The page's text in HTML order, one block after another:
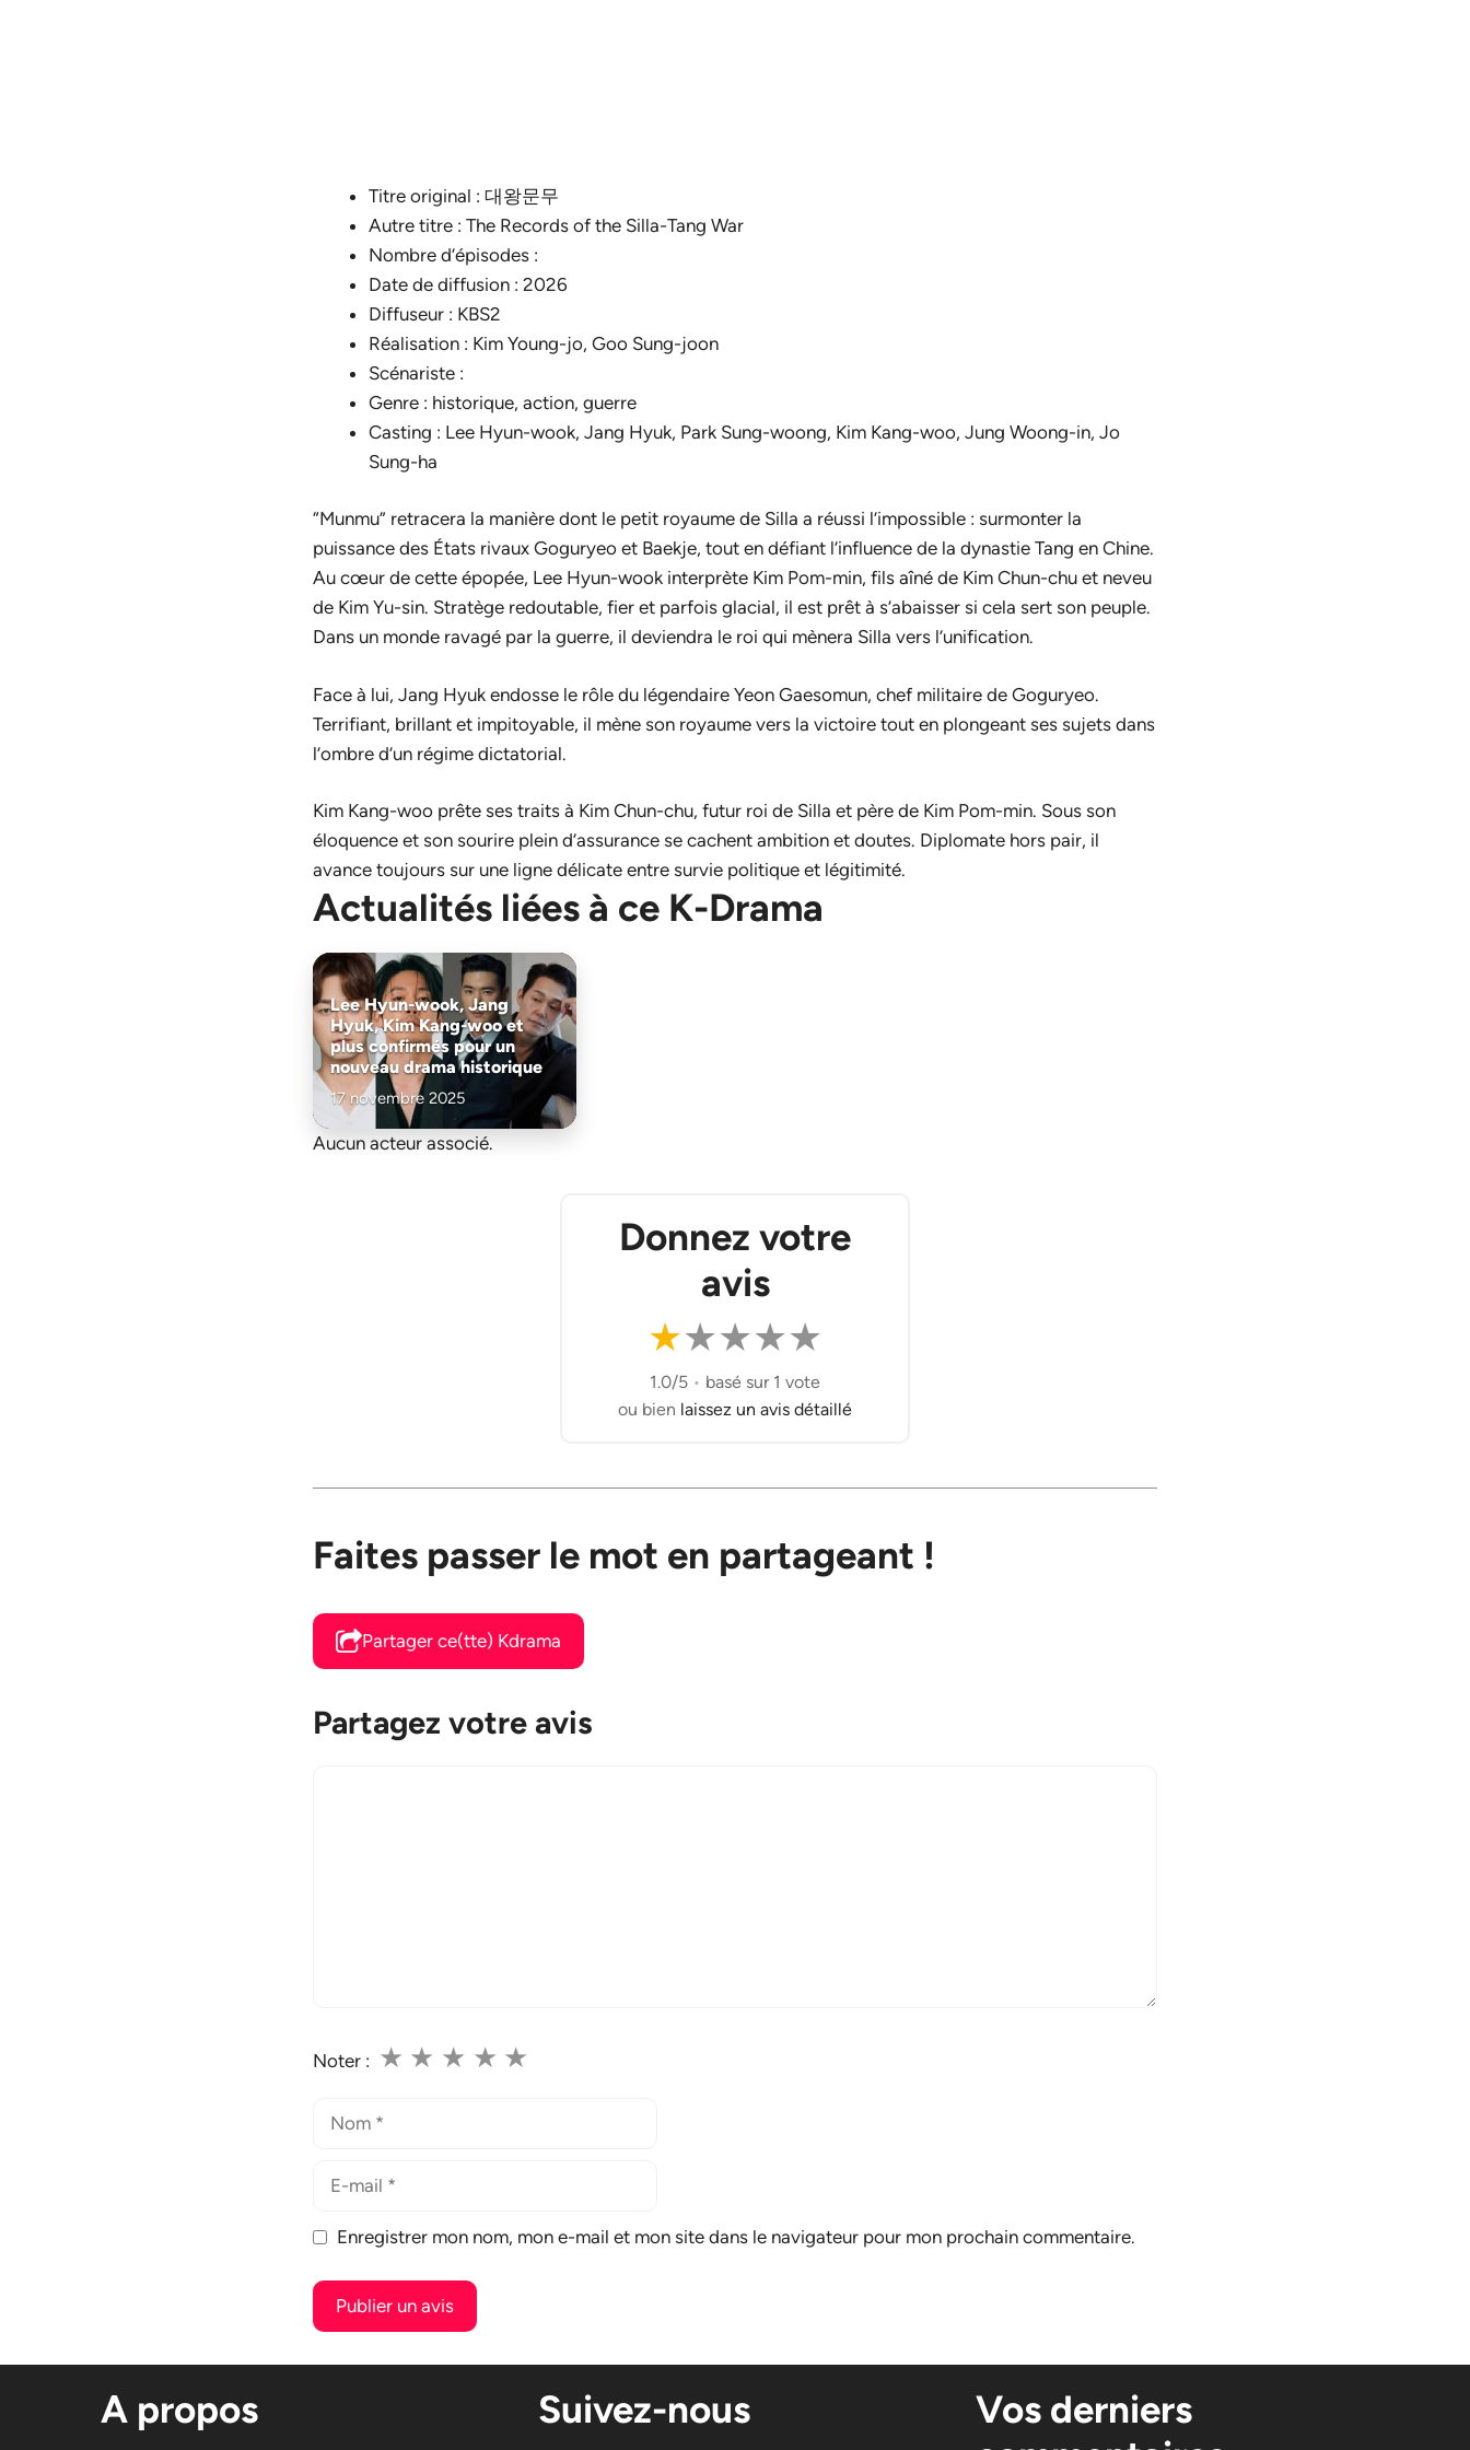
Titre original : 대왕문무
Autre titre : The Records of the Silla-Tang War
Nombre d’épisodes :
Date de diffusion : 2026
Diffuseur : KBS2
Réalisation : Kim Young-jo, Goo Sung-joon
Scénariste :
Genre : historique, action, guerre
Casting : Lee Hyun-wook, Jang Hyuk, Park Sung-woong, Kim Kang-woo, Jung Woong-in, Jo
Sung-ha
“Munmu” retracera la manière dont le petit royaume de Silla a réussi l’impossible : surmonter la
puissance des États rivaux Goguryeo et Baekje, tout en défiant l’influence de la dynastie Tang en Chine.
Au cœur de cette épopée, Lee Hyun-wook interprète Kim Pom-min, fils aîné de Kim Chun-chu et neveu
de Kim Yu-sin. Stratège redoutable, fier et parfois glacial, il est prêt à s’abaisser si cela sert son peuple.
Dans un monde ravagé par la guerre, il deviendra le roi qui mènera Silla vers l’unification.
Face à lui, Jang Hyuk endosse le rôle du légendaire Yeon Gaesomun, chef militaire de Goguryeo.
Terrifiant, brillant et impitoyable, il mène son royaume vers la victoire tout en plongeant ses sujets dans
l’ombre d’un régime dictatorial.
Kim Kang-woo prête ses traits à Kim Chun-chu, futur roi de Silla et père de Kim Pom-min. Sous son
éloquence et son sourire plein d’assurance se cachent ambition et doutes. Diplomate hors pair, il
avance toujours sur une ligne délicate entre survie politique et légitimité.
Actualités liées à ce K-Drama
Lee Hyun-wook, Jang
Hyuk, Kim Kang-woo et
plus confirmés pour un
nouveau drama historique
17 novembre 2025
Aucun acteur associé.
Donnez votre
avis
★★★★★
1.0/5 • basé sur 1 vote
ou bien laissez un avis détaillé
Faites passer le mot en partageant !
Partager ce(tte) Kdrama
Partagez votre avis
Noter : ★
★
★
★
★
Nom
Enregistrer mon nom, mon e-mail et mon site dans le navigateur pour mon prochain commentaire.
A propos Suivez-nous
Vos derniers